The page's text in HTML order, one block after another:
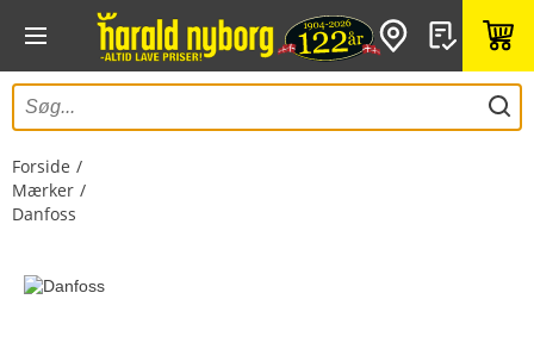
Forside
Mærker
Danfoss